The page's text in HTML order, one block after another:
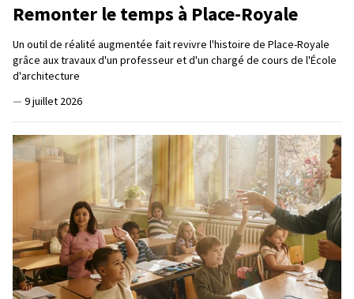
Remonter le temps à Place-Royale
Un outil de réalité augmentée fait revivre l'histoire de Place-Royale
grâce aux travaux d'un professeur et d'un chargé de cours de l'École
d'architecture
— 9 juillet 2026